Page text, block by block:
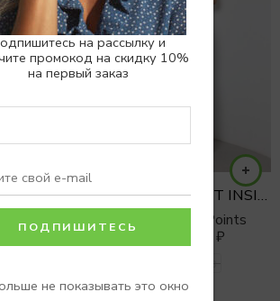
на рассылку и
промокод на скидку 10%
на первый заказ
не показывать это окно
Джинсовое платье STRAIGHT с разрезами
Points
₽
Джинсы STRAIGHT INSIDE OUT
Earn 0 Reward Points
₽